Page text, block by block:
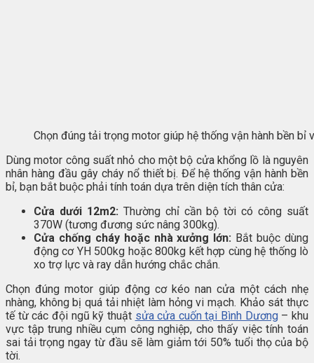
Chọn đúng tải trọng motor giúp hệ thống vận hành bền bỉ
Dùng motor công suất nhỏ cho một bộ cửa khổng lồ là nguyên
nhân hàng đầu gây cháy nổ thiết bị. Để hệ thống vận hành bền
bỉ, bạn bắt buộc phải tính toán dựa trên diện tích thân cửa:
Cửa dưới 12m2: Thường chỉ cần bộ tời có công suất
370W (tương đương sức nâng 300kg).
Cửa chống cháy hoặc nhà xưởng lớn: Bắt buộc dùng
động cơ YH 500kg hoặc 800kg kết hợp cùng hệ thống lò
xo trợ lực và ray dẫn hướng chắc chắn.
Chọn đúng motor giúp động cơ kéo nan cửa một cách nhẹ
nhàng, không bị quá tải nhiệt làm hỏng vi mạch. Khảo sát thực
tế từ các đội ngũ kỹ thuật sửa cửa cuốn tại Bình Dương– khu
vực tập trung nhiều cụm công nghiệp, cho thấy việc tính toán
sai tải trọng ngay từ đầu sẽ làm giảm tới 50% tuổi thọ của bộ
tời.